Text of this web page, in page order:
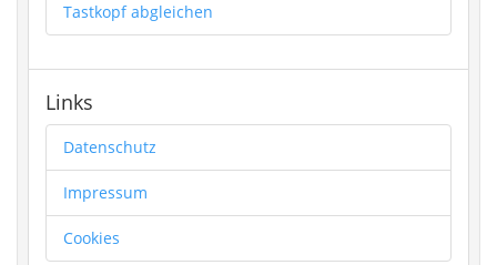
Tastkopf abgleichen
Links
Datenschutz
Impressum
Cookies